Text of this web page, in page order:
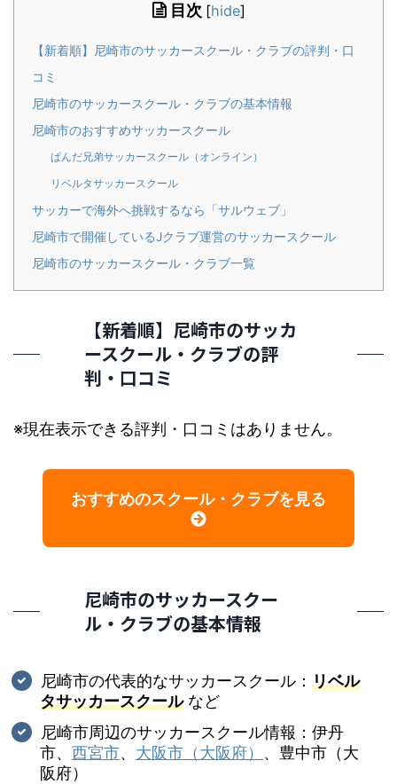
目次 [hide]
【新着順】尼崎市のサッカースクール・クラブの評判・口
コミ
尼崎市のサッカースクール・クラブの基本情報
尼崎市のおすすめサッカースクール
ぱんだ兄弟サッカースクール（オンライン）
リベルタサッカースクール
サッカーで海外へ挑戦するなら「サルウェブ」
尼崎市で開催しているJクラブ運営のサッカースクール
尼崎市のサッカースクール・クラブ一覧
【新着順】尼崎市のサッカ
ースクール・クラブの評
判・口コミ
※現在表示できる評判・口コミはありません。
おすすめのスクール・クラブを見る
尼崎市のサッカースクー
ル・クラブの基本情報
尼崎市の代表的なサッカースクール： リベル
タサッカースクールなど
尼崎市周辺のサッカースクール情報：伊丹
市、 西宮市、 大阪市（大阪府） 、豊中市（大
阪府）